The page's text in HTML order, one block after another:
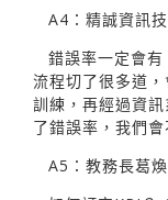
A4：精誠資訊
錯誤率一定會
流程切了很多道
訓練，再經過資
了錯誤率，我們
A5：教務長葛